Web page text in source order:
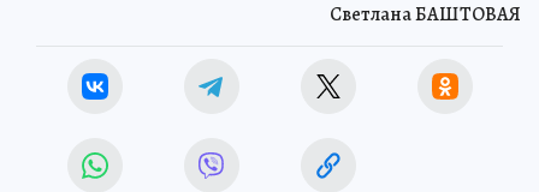
Светлана БАШТОВАЯ